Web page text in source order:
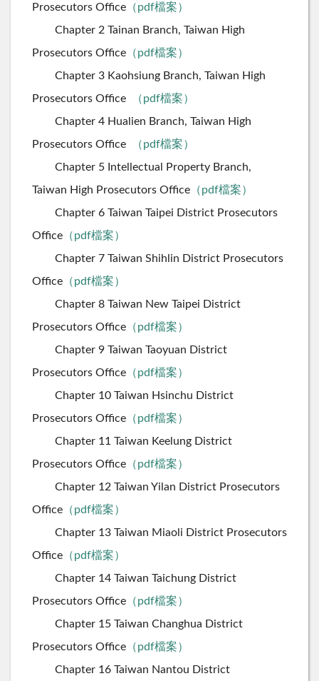
Prosecutors Office （pdf檔案）
Chapter 2 Tainan Branch, Taiwan High
Prosecutors Office （pdf檔案）
Chapter 3 Kaohsiung Branch, Taiwan High
Prosecutors Office
（pdf檔案）
Chapter 4 Hualien Branch, Taiwan High
Prosecutors Office
（pdf檔案）
Chapter 5 Intellectual Property Branch,
Taiwan High Prosecutors Office （pdf檔案）
Chapter 6 Taiwan Taipei District Prosecutors
Office （pdf檔案）
Chapter 7 Taiwan Shihlin District Prosecutors
Office （pdf檔案）
Chapter 8 Taiwan New Taipei District
Prosecutors Office （pdf檔案）
Chapter 9 Taiwan Taoyuan District
Prosecutors Office （pdf檔案）
Chapter 10 Taiwan Hsinchu District
Prosecutors Office （pdf檔案）
Chapter 11 Taiwan Keelung District
Prosecutors Office （pdf檔案）
Chapter 12 Taiwan Yilan District Prosecutors
Office （pdf檔案）
Chapter 13 Taiwan Miaoli District Prosecutors
Office （pdf檔案）
Chapter 14 Taiwan Taichung District
Prosecutors Office （pdf檔案）
Chapter 15 Taiwan Changhua District
Prosecutors Office （pdf檔案）
Chapter 16 Taiwan Nantou District